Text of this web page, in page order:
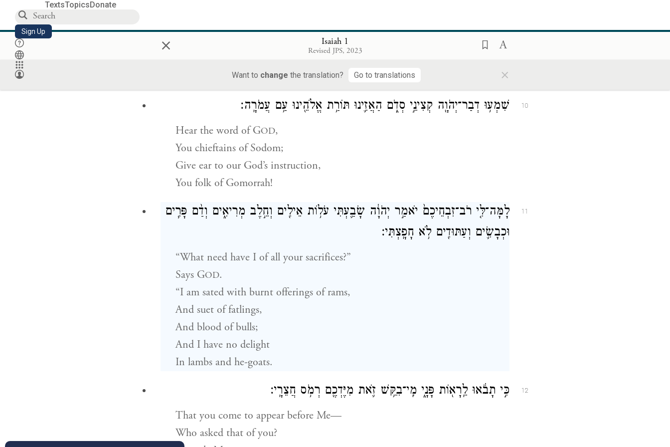
TextsTopicsDonate
Sign Up × Isaiah 1
Revised JPS, 2023
Want to change the translation? Go to translations ×
Another Gomorrah.
10 שִׁמְע֥וּ דְבַר־יְהֹוָ֖ה קְצִינֵ֣י סְדֹ֑ם הַאֲזִ֛ינוּ תּוֹרַ֥ת אֱלֹהֵ֖ינוּ עַ֥ם עֲמֹרָֽה׃
Hear the word ofGOD,
You chieftains of Sodom;
Give ear to our God’s instruction,
You folk of Gomorrah!
11
לָמָּה־לִּ֤י רֹב־זִבְחֵיכֶם֙ יֹאמַ֣ר יְהֹוָ֔ה שָׂבַ֛עְתִּי עֹל֥וֹת אֵילִ֖ים וְחֵ֣לֶב מְרִיאִ֑ים וְדַ֨ם פָּרִ֧ים
וּכְבָשִׂ֛ים וְעַתּוּדִ֖ים לֹ֥א חָפָֽצְתִּי׃
“What need have I of all your sacrifices?”
Says GOD.
“I am sated with burnt offerings of rams,
And suet of fatlings,
And blood of bulls;
And I have no delight
In lambs and he-goats.
12 כִּ֣י תָבֹ֔אוּ לֵֽרָא֖וֹת פָּנָ֑י מִֽי־בִקֵּ֥שׁ זֹ֛את מִיֶּדְכֶ֖ם רְמֹ֥ס חֲצֵרָֽי׃
That you come to appear before Me—
Who asked that of you?